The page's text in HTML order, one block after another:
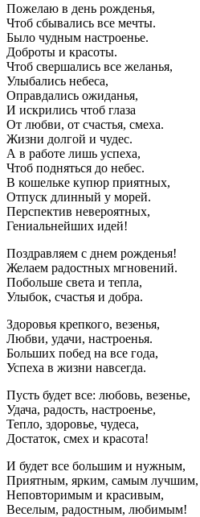
Пожелаю в день рожденья,
Чтоб сбывались все мечты.
Было чудным настроенье.
Доброты и красоты.
Чтоб свершались все желанья,
Улыбались небеса,
Оправдались ожиданья,
И искрились чтоб глаза
От любви, от счастья, смеха.
Жизни долгой и чудес.
А в работе лишь успеха,
Чтоб подняться до небес.
В кошельке купюр приятных,
Отпуск длинный у морей.
Перспектив невероятных,
Гениальнейших идей!
Поздравляем с днем рожденья!
Желаем радостных мгновений.
Побольше света и тепла,
Улыбок, счастья и добра.
Здоровья крепкого, везенья,
Любви, удачи, настроенья.
Больших побед на все года,
Успеха в жизни навсегда.
Пусть будет все: любовь, везенье,
Удача, радость, настроенье,
Тепло, здоровье, чудеса,
Достаток, смех и красота!
И будет все большим и нужным,
Приятным, ярким, самым лучшим,
Неповторимым и красивым,
Веселым, радостным, любимым!